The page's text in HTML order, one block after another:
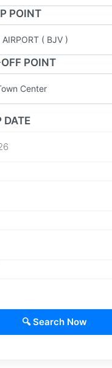
POINT
AIRPORT ( BJV )
POINT
Center
DATE
🔍 Search Now